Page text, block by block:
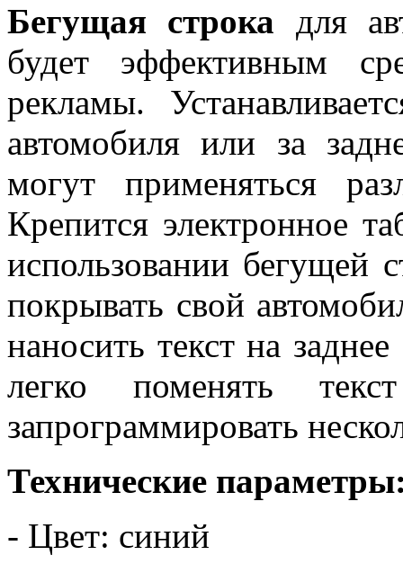
Бегущая строка для
будет эффективным
рекламы.
автомобиля или за
могут применяться
Крепится электронное
использовании бегущей
покрывать свой
наносить текст на
легко поменять
запрограммировать
Технические
- Цвет: синий